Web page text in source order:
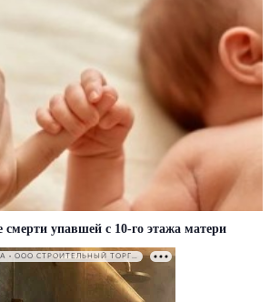
смерти упавшей с 10-го этажа матери
РЕКЛАМА • ООО СТРОИТЕЛЬНЫЙ ТОРГОВЫЙ ДОМ «ПЕТРОВИЧ». ИНН: 7802348846